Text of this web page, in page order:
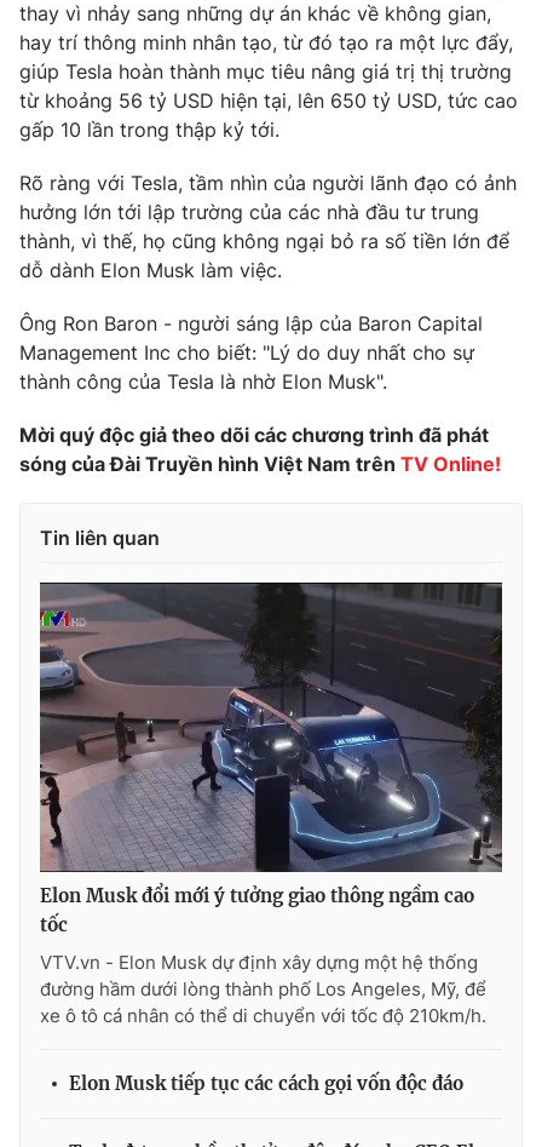
Emagazine Podcast
Photo Infographic
Video Shorts video
VTV Money VTV Thể thao
VTV Sức khoẻ Bất động sản
Thị trường 24h Tấm lòng Việt
VTV4 Vươn mình bằng AI
Liên hệ tòa soạn English
THỜI BÁO VTV
Theo dõi báo trên
Cơ quan chủ quản: Đài Truyền hình Việt Nam
Giấy phép hoạt động báo in và báo điện tử số 483/GP-BTTTT
cấp ngày 29/12/2023
Nguyễn Thị Mỹ Hạnh, Phạm Quốc Thắng,
Nguyễn Trọng Ninh
thay vì nhảy sang những dự án khác về không gian,
hay trí thông minh nhân tạo, từ đó tạo ra một lực đẩy,
giúp Tesla hoàn thành mục tiêu nâng giá trị thị trường
từ khoảng 56 tỷ USD hiện tại, lên 650 tỷ USD, tức cao
gấp 10 lần trong thập kỷ tới.
Rõ ràng với Tesla, tầm nhìn của người lãnh đạo có ảnh
hưởng lớn tới lập trường của các nhà đầu tư trung
thành, vì thế, họ cũng không ngại bỏ ra số tiền lớn để
dỗ dành Elon Musk làm việc.
Ông Ron Baron - người sáng lập của Baron Capital
Management Inc cho biết: "Lý do duy nhất cho sự
thành công của Tesla là nhờ Elon Musk".
Mời quý độc giả theo dõi các chương trình đã phát
sóng của Đài Truyền hình Việt Nam trên TV Online!
Tin liên quan
Elon Musk đổi mới ý tưởng giao thông ngầm cao
tốc
VTV.vn - Elon Musk dự định xây dựng một hệ thống
đường hầm dưới lòng thành phố Los Angeles, Mỹ, để
xe ô tô cá nhân có thể di chuyển với tốc độ 210km/h.
Elon Musk tiếp tục các cách gọi vốn độc đáo